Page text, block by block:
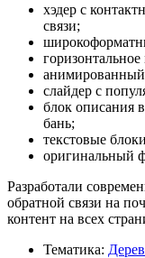
хэдер с
связи;
слайдер с
блок описания
бань;
текстовые
оригинальный
Разработали
обратной связи на
контент на всех
Тематика: